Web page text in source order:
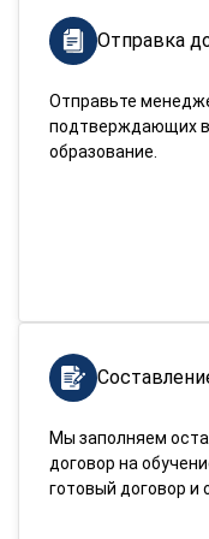
Отправка
Отправьте
подтверждающих
образование.
Мы заполняем
договор на
готовый договор и